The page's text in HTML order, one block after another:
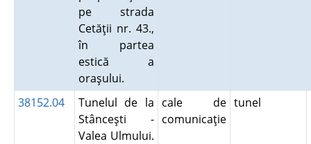
pe strada
Cetăţii nr. 43.,
în partea
estică a
oraşului.
38152.04
Tunelul de la
Stânceşti -
Valea Ulmului.
cale de
comunicaţie
tunel